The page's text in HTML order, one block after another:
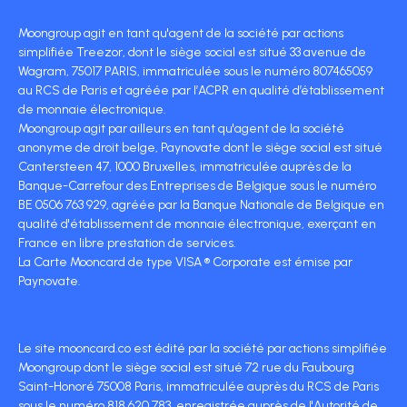
Moongroup agit en tant qu'agent de la société par actions
simplifiée Treezor, dont le siège social est situé 33 avenue de
Wagram, 75017 PARIS, immatriculée sous le numéro 807465059
au RCS de Paris et agréée par l’ACPR en qualité d’établissement
de monnaie électronique.
Moongroup agit par ailleurs en tant qu'agent de la société
anonyme de droit belge, Paynovate dont le siège social est situé
Cantersteen 47, 1000 Bruxelles, immatriculée auprès de la
Banque-Carrefour des Entreprises de Belgique sous le numéro
BE 0506 763 929, agréée par la Banque Nationale de Belgique en
qualité d'établissement de monnaie électronique, exerçant en
France en libre prestation de services.
La Carte Mooncard de type VISA ® Corporate est émise par
Paynovate.
Le site mooncard.co est édité par la société par actions simplifiée
Moongroup dont le siège social est situé 72 rue du Faubourg
Saint-Honoré 75008 Paris, immatriculée auprès du RCS de Paris